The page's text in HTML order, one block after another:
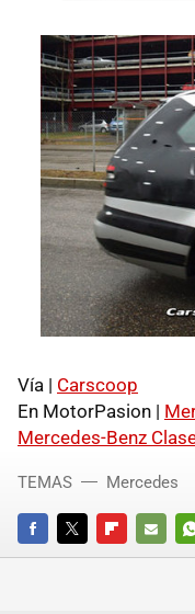
Vía | Carscoop
En MotorPasion |
Mercedes-Benz
FACEBOOKTWITTERFLIPBOARD
E-
TEMAS Mercedes